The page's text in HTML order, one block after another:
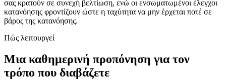
σας κρατούν σε συνεχή βελτίωση, ενώ οι ενσωματωμένοι έλεγχοι
κατανόησης φροντίζουν ώστε η ταχύτητα να μην έρχεται ποτέ σε
βάρος της κατανόησης.
Πώς λειτουργεί
Μια καθημερινή προπόνηση για τον
τρόπο που διαβάζετε